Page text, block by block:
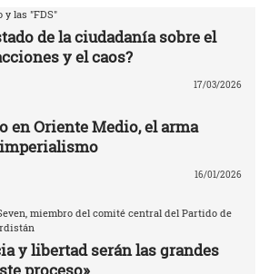
y las "FDS"
de la ciudadanía sobre el
y el caos?
17/03/2026
en Oriente Medio, el arma
16/01/2026
miembro del comité central del Partido de
y libertad serán las grandes